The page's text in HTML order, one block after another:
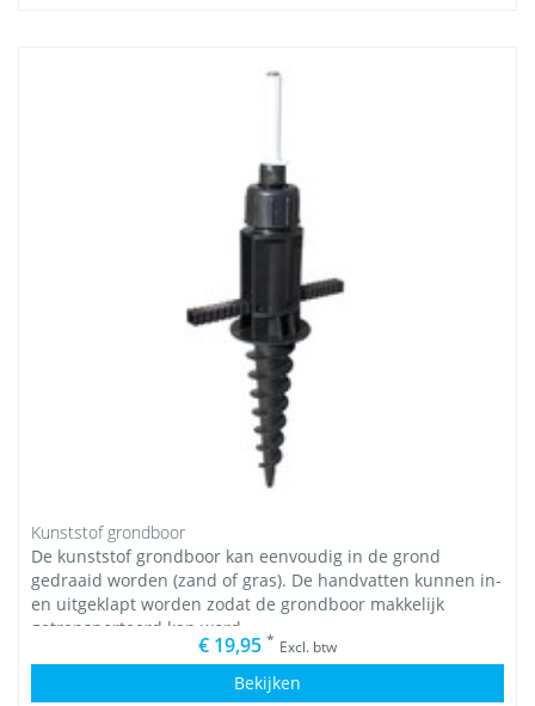
Kunststof grondboor
De kunststof grondboor kan eenvoudig in de grond
gedraaid worden (zand of gras). De handvatten kunnen in-
en uitgeklapt worden zodat de grondboor makkelijk
getransporteerd kan word
€ 19,95 * Excl. btw
Bekijken